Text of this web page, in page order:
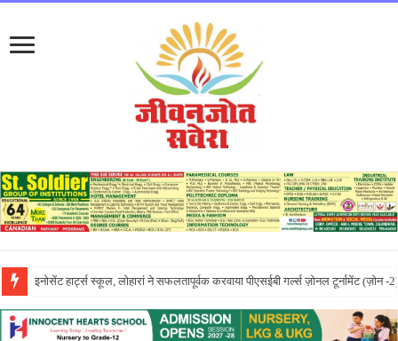
लायलपुर खालसा कॉलेज फॉर विमेन, जालंधर की पूनम ने GNDU यूनिवर्सिटी एग्जाम में चौथा